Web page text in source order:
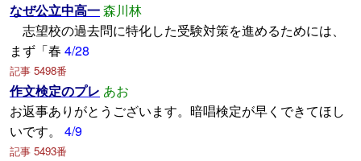
なぜ公立中高一森川林
志望校の過去問に特化した受験対策を進めるためには、
まず「春 4/28
記事 5498番
作文検定のプレ あお
お返事ありがとうございます。暗唱検定が早くできてほし
いです。
4/9
記事 5493番